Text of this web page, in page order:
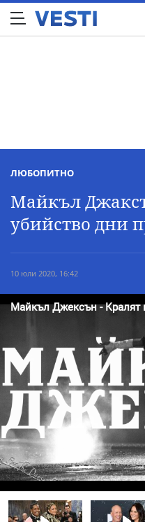
ЛЮБОПИТНО
Майкъл
убийство дни
10 юли 2020, 16:42